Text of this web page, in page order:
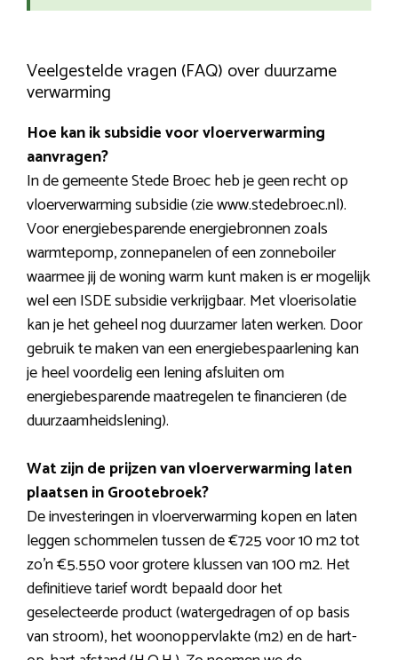
Veelgestelde vragen (FAQ) over duurzame
verwarming
Hoe kan ik subsidie voor vloerverwarming
aanvragen?
In de gemeente Stede Broec heb je geen recht op
vloerverwarming subsidie (zie www.stedebroec.nl).
Voor energiebesparende energiebronnen zoals
warmtepomp, zonnepanelen of een zonneboiler
waarmee jij de woning warm kunt maken is er mogelijk
wel een ISDE subsidie verkrijgbaar. Met vloerisolatie
kan je het geheel nog duurzamer laten werken. Door
gebruik te maken van een energiebespaarlening kan
je heel voordelig een lening afsluiten om
energiebesparende maatregelen te financieren (de
duurzaamheidslening).
Wat zijn de prijzen van vloerverwarming laten
plaatsen in Grootebroek?
De investeringen in vloerverwarming kopen en laten
leggen schommelen tussen de €725 voor 10 m2 tot
zo’n €5.550 voor grotere klussen van 100 m2. Het
definitieve tarief wordt bepaald door het
geselecteerde product (watergedragen of op basis
van stroom), het woonoppervlakte (m2) en de hart-